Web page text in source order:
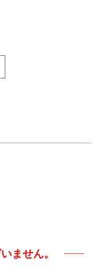
ません。